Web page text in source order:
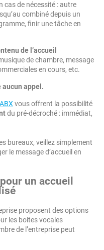
cas de nécessité : autre
combiné depuis un
finir une tâche en
de l’accueil
de chambre, message
en cours, etc.
aucun appel.
vous offrent la possibilité
du pré-décroché : immédiat,
bureaux, veillez simplement
le message d’accueil en
un accueil
proposent des options
les boites vocales
de l’entreprise peut